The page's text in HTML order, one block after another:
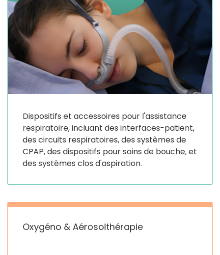
Dispositifs et accessoires pour l'assistance
respiratoire, incluant des interfaces-patient,
des circuits respiratoires, des systèmes de
CPAP, des dispositifs pour soins de bouche, et
des systèmes clos d'aspiration.
Oxygéno & Aérosolthérapie